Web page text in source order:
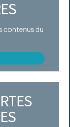
contenus du